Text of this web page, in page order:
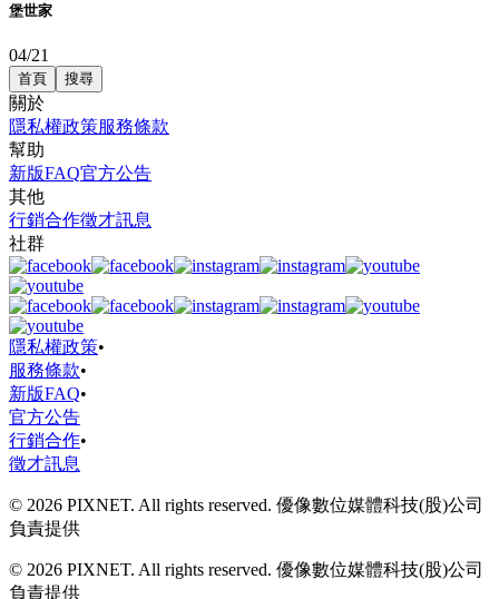
堡世家
04/21
首頁 搜尋
關於
隱私權政策服務條款
幫助
新版FAQ官方公告
其他
行銷合作徵才訊息
社群
隱私權政策•
服務條款•
新版FAQ•
官方公告
行銷合作•
徵才訊息
© 2026 PIXNET. All rights reserved. 優像數位媒體科技(股)公司
負責提供
© 2026 PIXNET. All rights reserved. 優像數位媒體科技(股)公司
負責提供